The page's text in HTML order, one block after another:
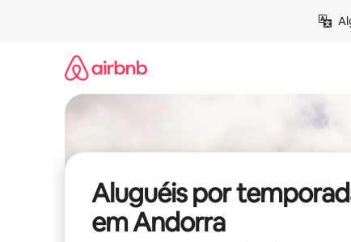
Aluguéis por
em Andorra